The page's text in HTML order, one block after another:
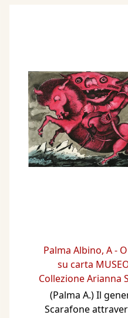
Palma Albino, A -
su carta
Collezione Arianna
(Palma A.) Il
Scarafone